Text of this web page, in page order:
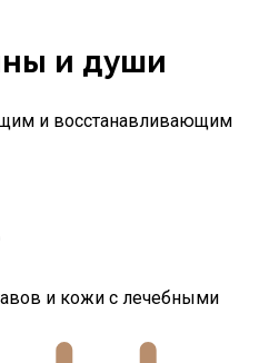
и души
и восстанавливающим
и кожи с лечебными